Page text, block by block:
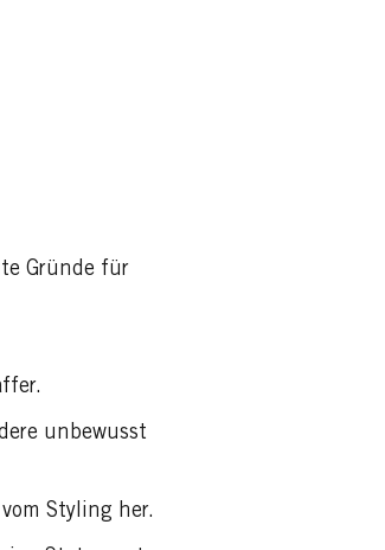
Gründe für
unbewusst
Styling her.